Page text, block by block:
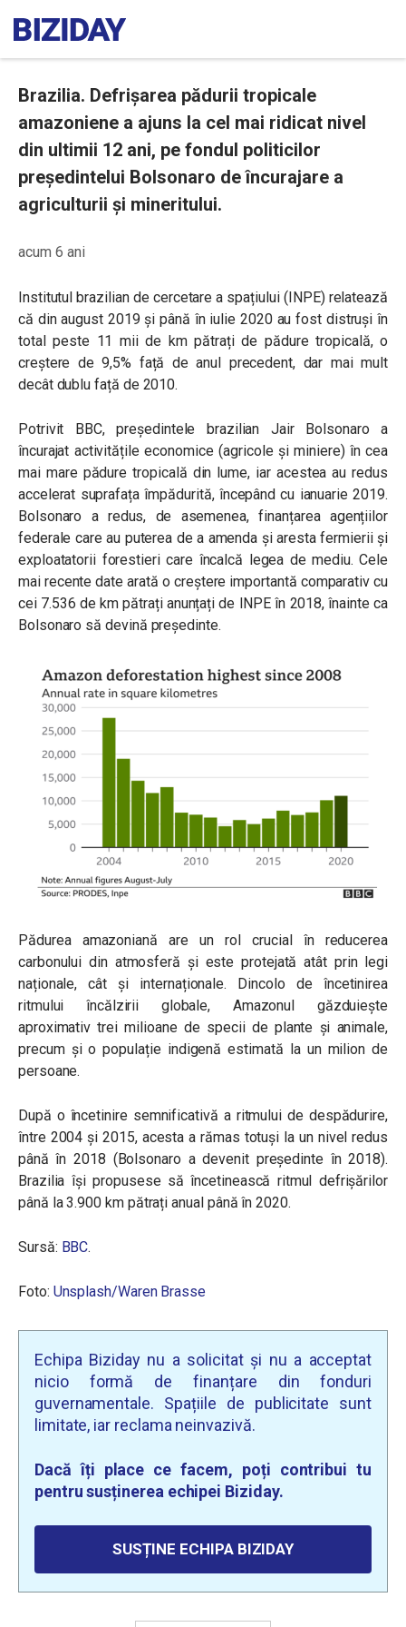
Brazilia. Defrișarea pădurii tropicale
amazoniene a ajuns la cel mai ridicat nivel
din ultimii 12 ani, pe fondul politicilor
președintelui Bolsonaro de încurajare a
agriculturii și mineritului.
acum 6 ani
Institutul brazilian de cercetare a spațiului (INPE) relatează
că din august 2019 și până în iulie 2020 au fost distruși în
total peste 11 mii de km pătrați de pădure tropicală, o
creștere de 9,5% față de anul precedent, dar mai mult
decât dublu față de 2010.
Potrivit BBC, președintele brazilian Jair Bolsonaro a
încurajat activitățile economice (agricole și miniere) în cea
mai mare pădure tropicală din lume, iar acestea au redus
accelerat suprafața împădurită, începând cu ianuarie 2019.
Bolsonaro a redus, de asemenea, finanțarea agențiilor
federale care au puterea de a amenda și aresta fermierii și
exploatatorii forestieri care încalcă legea de mediu. Cele
mai recente date arată o creștere importantă comparativ cu
cei 7.536 de km pătrați anunțați de INPE în 2018, înainte ca
Bolsonaro să devină președinte.
Pădurea amazoniană are un rol crucial în reducerea
carbonului din atmosferă și este protejată atât prin legi
naționale, cât și internaționale. Dincolo de încetinirea
ritmului încălzirii globale, Amazonul găzduiește
aproximativ trei milioane de specii de plante și animale,
precum și o populație indigenă estimată la un milion de
persoane.
După o încetinire semnificativă a ritmului de despădurire,
între 2004 și 2015, acesta a rămas totuși la un nivel redus
până în 2018 (Bolsonaro a devenit președinte în 2018).
Brazilia își propusese să încetinească ritmul defrișărilor
până la 3.900 km pătrați anual până în 2020.
Sursă: BBC.
Foto: Unsplash/Waren Brasse
Echipa Biziday nu a solicitat și nu a acceptat
nicio formă de finanțare din fonduri
guvernamentale. Spațiile de publicitate sunt
limitate, iar reclama neinvazivă.
Dacă îți place ce facem, poți contribui tu
pentru susținerea echipei Biziday.
SUSȚINE ECHIPA BIZIDAY